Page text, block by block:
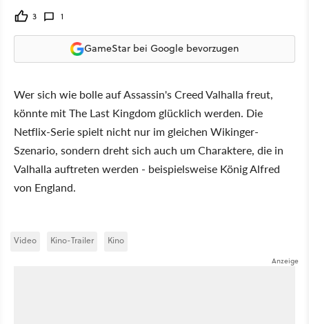
3 1
GameStar bei Google bevorzugen
Wer sich wie bolle auf Assassin's Creed Valhalla freut,
könnte mit The Last Kingdom glücklich werden. Die
Netflix-Serie spielt nicht nur im gleichen Wikinger-
Szenario, sondern dreht sich auch um Charaktere, die in
Valhalla auftreten werden - beispielsweise König Alfred
von England.
Video Kino-Trailer Kino